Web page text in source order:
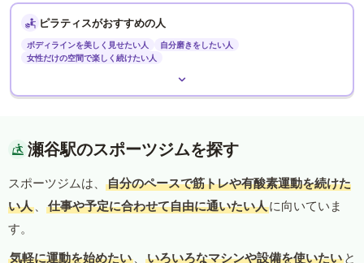
ピラティスがおすすめの人
ボディラインを美しく見せたい人
自分磨きをしたい人
女性だけの空間で楽しく続けたい人
瀬谷駅のスポーツジムを探す
スポーツジムは、
自分のペースで筋トレや有酸素運動を続けた
い人 、 仕事や予定に合わせて自由に通いたい人に向いていま
す。
気軽に運動を始めたい 、 いろいろなマシンや設備を使いたい と